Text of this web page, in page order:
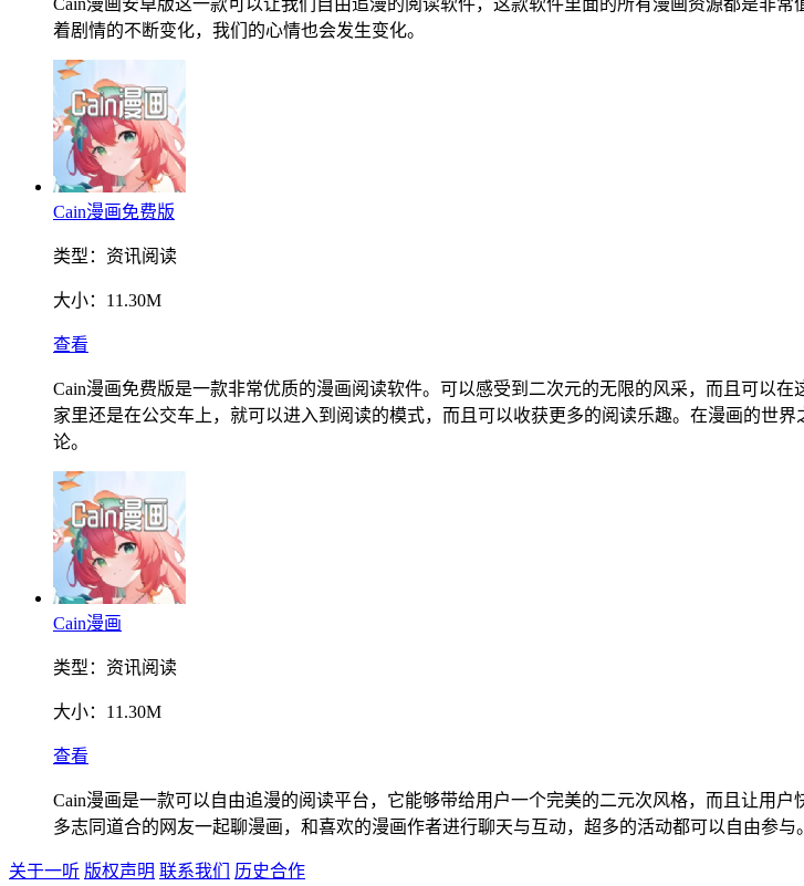
Cain漫画安卓版这一款可以让我们自由追漫的阅读软件，这款软件里面的所有漫画资源都是非
着剧情的不断变化，我们的心情也会发生变化。
Cain漫画免费版
类型： 资讯阅读
大小： 11.30M
查看
Cain漫画免费版是一款非常优质的漫画阅读软件。可以感受到二次元的无限的风采，而且可以
家里还是在公交车上，就可以进入到阅读的模式，而且可以收获更多的阅读乐趣。在漫画的世
论。
Cain漫画
类型： 资讯阅读
大小： 11.30M
查看
Cain漫画是一款可以自由追漫的阅读平台，它能够带给用户一个完美的二元次风格，而且让用
多志同道合的网友一起聊漫画，和喜欢的漫画作者进行聊天与互动，超多的活动都可以自由参与。
关于一听 版权声明 联系我们 历史合作